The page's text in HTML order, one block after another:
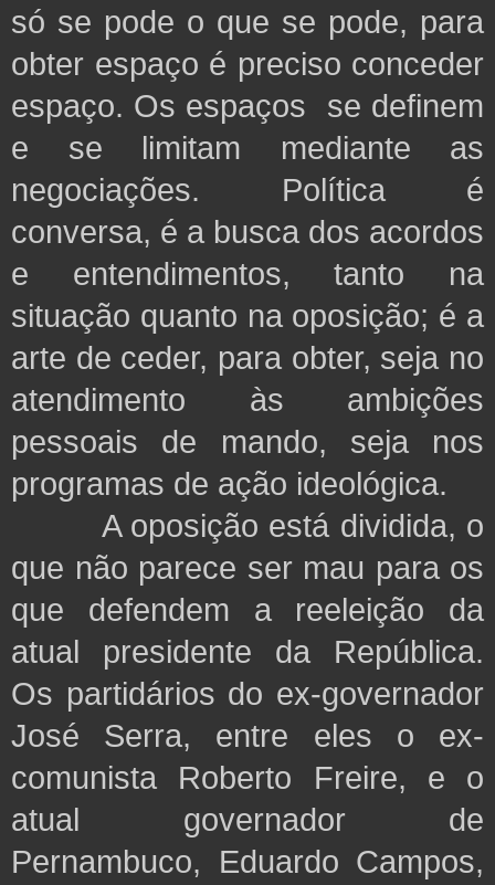
só se pode o que se pode, para
obter espaço é preciso conceder
espaço. Os espaços se definem
e se limitam mediante as
negociações. Política é
conversa, é a busca dos acordos
e entendimentos, tanto na
situação quanto na oposição; é a
arte de ceder, para obter, seja no
atendimento às ambições
pessoais de mando, seja nos
programas de ação ideológica.
A oposição está dividida, o
que não parece ser mau para os
que defendem a reeleição da
atual presidente da República.
Os partidários do ex-governador
José Serra, entre eles o ex-
comunista Roberto Freire, e o
atual governador de
Pernambuco, Eduardo Campos,